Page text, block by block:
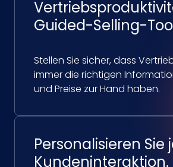
Guided-Selling-
Stellen Sie sicher, dass
immer die richtigen
und Preise zur Hand haben.
Personalisieren Sie
Kundeninteraktion.